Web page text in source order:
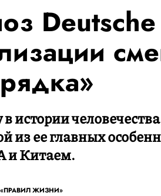
истории
из ее главных
Китаем.
ЖИЗНИ»